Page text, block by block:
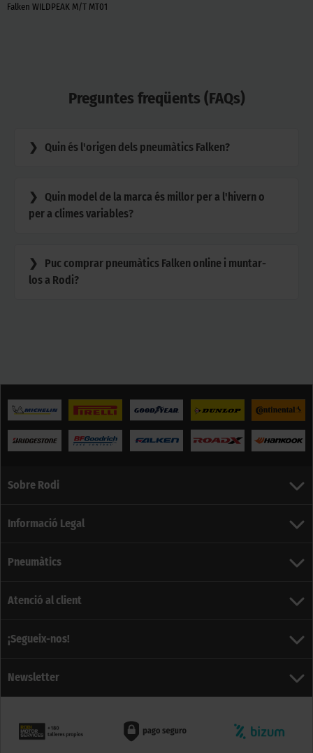
Falken WILDPEAK M/T MT01
Preguntes freqüents (FAQs)
Quin és l'origen dels pneumàtics Falken?
Quin model de la marca és millor per a l'hivern o
per a climes variables?
Puc comprar pneumàtics Falken online i muntar-
los a Rodi?
Sobre Rodi
Informació Legal
Pneumàtics
Atenció al client
¡Segueix-nos!
Newsletter